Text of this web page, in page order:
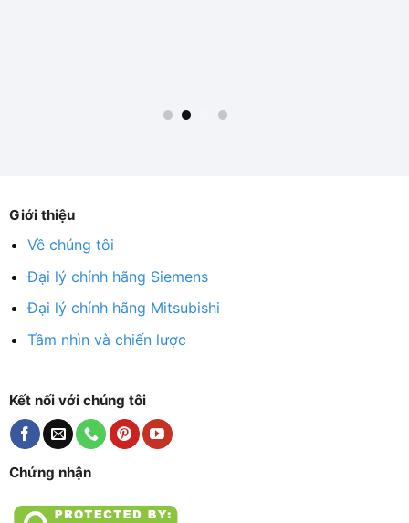
Giới thiệu
Về chúng tôi
Đại lý chính hãng Siemens
Đại lý chính hãng Mitsubishi
Tầm nhìn và chiến lược
Kết nối với chúng tôi
Chứng nhận